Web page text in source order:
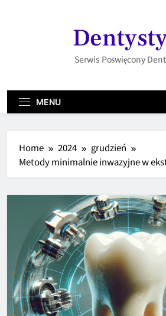
Serwis Poświęcony
MENU
Home 2024
grudzień
Metody minimalnie inwazyjne w